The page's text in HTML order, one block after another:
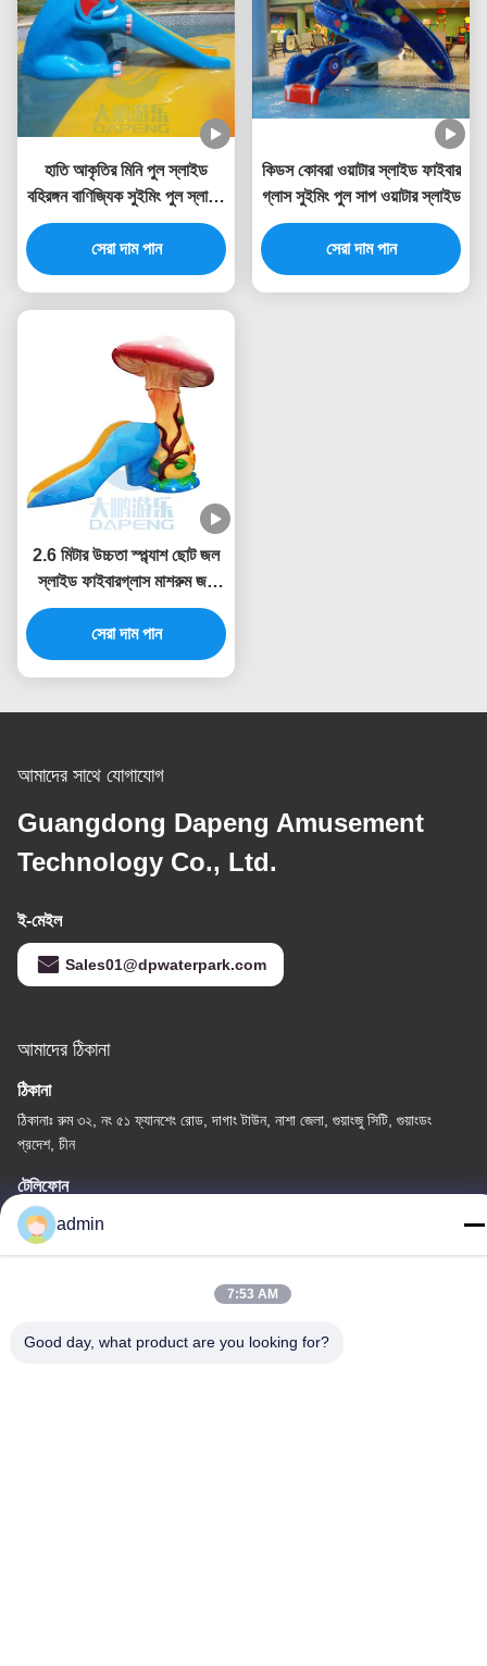
হাতি আকৃতির মিনি পুল স্লাইড
বহিরঙ্গন বাণিজ্যিক সুইমিং পুল স্লাইড
কাস্টমাইজড
সেরা দাম পান
কিডস কোবরা ওয়াটার স্লাইড ফাইবার
গ্লাস সুইমিং পুল সাপ ওয়াটার স্লাইড
সেরা দাম পান
2.6 মিটার উচ্চতা স্প্ল্যাশ ছোট জল
স্লাইড ফাইবারগ্লাস মাশরুম জল
স্লাইড শিশুদের জন্য
সেরা দাম পান
আমাদের সাথে যোগাযোগ
Guangdong Dapeng Amusement
Technology Co., Ltd.
ই-মেইল
Sales01@dpwaterpark.com
আমাদের ঠিকানা
ঠিকানা
ঠিকানাঃ রুম ৩২, নং ৫১ ফ্যানশেং রোড, দাগাং টাউন, নাশা জেলা, গুয়াংজু সিটি, গুয়াংডং
প্রদেশ, চীন
টেলিফোন
86-20-34989160
গোপনীয়তা নীতি |সাইট ম্যাপ
admin
7:53 AM
Good day, what product are you looking for?